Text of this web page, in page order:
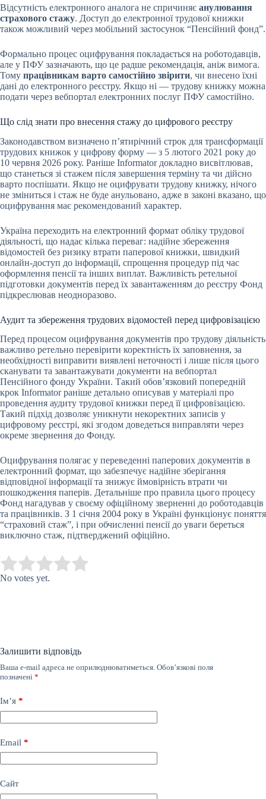
Відсутність електронного аналога не спричиняє анулювання
страхового стажу. Доступ до електронної трудової книжки
також можливий через мобільний застосунок “Пенсійний фонд”.
Формально процес оцифрування покладається на роботодавців,
але у ПФУ зазначають, що це радше рекомендація, аніж вимога.
Тому працівникам варто самостійно звірити, чи внесено їхні
дані до електронного реєстру. Якщо ні — трудову книжку можна
подати через вебпортал електронних послуг ПФУ самостійно.
Що слід знати про внесення стажу до цифрового реєстру
Законодавством визначено п’ятирічний строк для трансформації
трудових книжок у цифрову форму — з 5 лютого 2021 року до
10 червня 2026 року. Раніше Informator докладно висвітлював,
що станеться зі стажем після завершення терміну та чи дійсно
варто поспішати. Якщо не оцифрувати трудову книжку, нічого
не зміниться і стаж не буде анульовано, адже в законі вказано, що
оцифрування має рекомендований характер.
Україна переходить на електронний формат обліку трудової
діяльності, що надає кілька переваг: надійне збереження
відомостей без ризику втрати паперової книжки, швидкий
онлайн-доступ до інформації, спрощення процедур під час
оформлення пенсії та інших виплат. Важливість ретельної
підготовки документів перед їх завантаженням до реєстру Фонд
підкреслював неодноразово.
Аудит та збереження трудових відомостей перед цифровізацією
Перед процесом оцифрування документів про трудову діяльність
важливо ретельно перевірити коректність їх заповнення, за
необхідності виправити виявлені неточності і лише після цього
сканувати та завантажувати документи на вебпортал
Пенсійного фонду України. Такий обов’язковий попередній
крок Informator раніше детально описував у матеріалі про
проведення аудиту трудової книжки перед її цифровізацією.
Такий підхід дозволяє уникнути некоректних записів у
цифровому реєстрі, які згодом доведеться виправляти через
окреме звернення до Фонду.
Оцифрування полягає у переведенні паперових документів в
електронний формат, що забезпечує надійне зберігання
відповідної інформації та знижує ймовірність втрати чи
пошкодження паперів. Детальніше про правила цього процесу
Фонд нагадував у своєму офіційному зверненні до роботодавців
та працівників. З 1 січня 2004 року в Україні функціонує поняття
“страховий стаж”, і при обчисленні пенсії до уваги береться
виключно стаж, підтверджений офіційно.
Rate this item:
No votes yet.
Залишити відповідь
Ваша e-mail адреса не оприлюднюватиметься. Обов’язкові поля
позначені *
Ім’я *
Email *
Сайт